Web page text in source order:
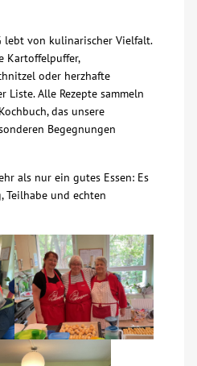
lebt von kulinarischer Vielfalt.
Kartoffelpuffer,
oder herzhafte
Liste. Alle Rezepte sammeln
das unsere
Begegnungen
als nur ein gutes Essen: Es
Teilhabe und echten